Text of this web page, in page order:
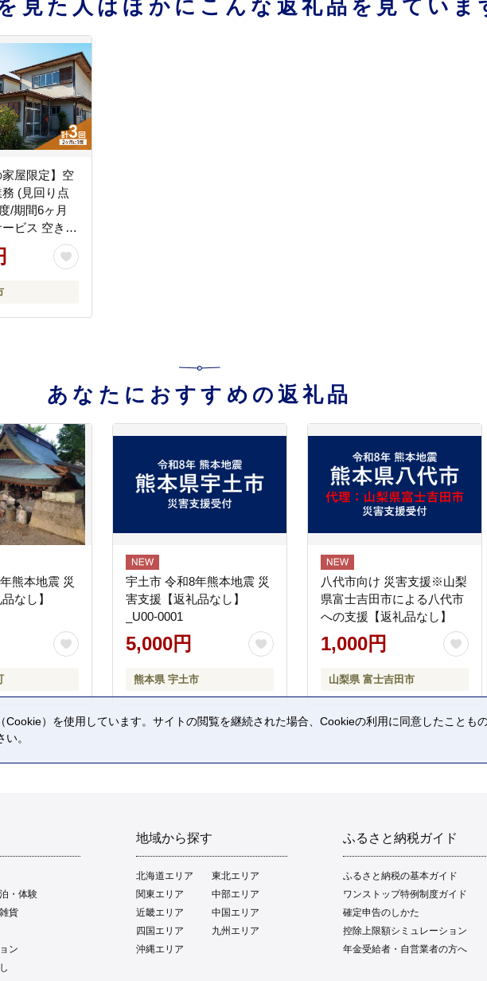
見た人はほかにこんな返礼品を見ていま
家屋限定】空
(見回り点
/期間6ヶ月
ビス 空き家
室内確認 美
あなたにおすすめの返礼品
熊本地震 災
なし】
宇土市 令和8年熊本地震 災
害支援【返礼品なし】
_U00-0001
5,000円
熊本県 宇土市
八代市向け 災害支援※山梨
県富士吉田市による八代市
への支援【返礼品なし】
1,000円
山梨県 富士吉田市
・体験
貨
ン
地域から探す
北海道エリア
東北エリア
関東エリア
中部エリア
近畿エリア
中国エリア
四国エリア
九州エリア
沖縄エリア
ふるさと納税ガイド
ふるさと納税の基本ガイド
ワンストップ特例制度ガイド
確定申告のしかた
控除上限額シミュレーション
年金受給者・自営業者の方へ
）を使用しています。サイトの閲覧を継続された場合、Cookieの利用に同意したこともの
。